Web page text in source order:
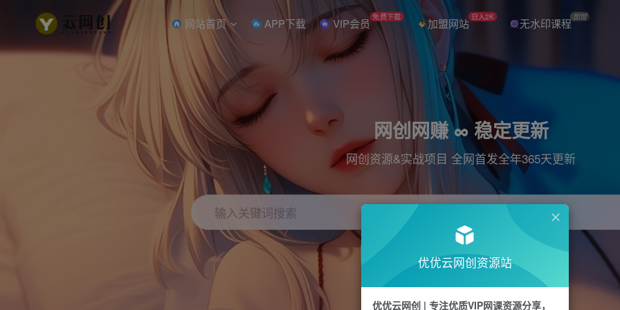
网站首页 APP下载 VIP会员 免费下载 加盟网站 日入2K 无水印课程 加盟
网创网赚 ∞ 稳定更新
网创资源&实战项目 全网首发全年365天更新
输入关键词搜索
引流 直播 电商 剪辑
优优云网创资源站
优优云网创 | 专注优质VIP网课资源分享，